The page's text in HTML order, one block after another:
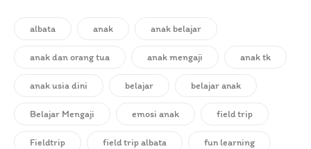
albata anak anak belajar
anak dan orang tua anak mengaji anak tk
anak usia dini belajar belajar anak
Belajar Mengaji emosi anak field trip
Fieldtrip field trip albata fun learning